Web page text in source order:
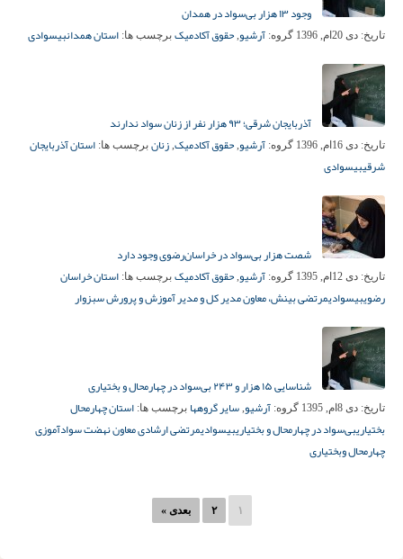
وجود ۱۳ هزار بی‌سواد در همدان
تاریخ: دی 20ام, 1396 گروه: آرشیو, حقوق آکادمیک برچسب ها: استان همدانبیسوادی
آذربایجان شرقی؛ ۹۳ هزار نفر از زنان سواد ندارند
تاریخ: دی 16ام, 1396 گروه: آرشیو, حقوق آکادمیک, زنان برچسب ها: استان آذربایجان
شرقیبیسوادی
شصت هزار بی‌سواد در خراسان‌رضوی وجود دارد
تاریخ: دی 12ام, 1395 گروه: آرشیو, حقوق آکادمیک برچسب ها: استان خراسان
رضویبیسوادیمرتضی بینش، معاون مدیر کل و مدیر آموزش و پرورش سبزوار
شناسایی ۱۵ هزار و ۲۴۳ بی‌سواد در چهارمحال و بختیاری
تاریخ: دی 8ام, 1395 گروه: آرشیو, سایر گروهها برچسب ها: استان چهارمحال
بختیاریبی‌سواد در چهارمحال و بختیاریبیسوادیمرتضی ارشادی معاون نهضت سوادآموزی
چهارمحال وبختیاری
۱ ۲ بعدی »